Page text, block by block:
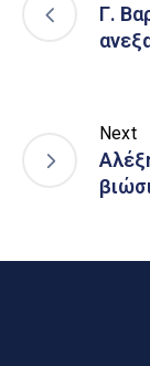
Γ.
Next